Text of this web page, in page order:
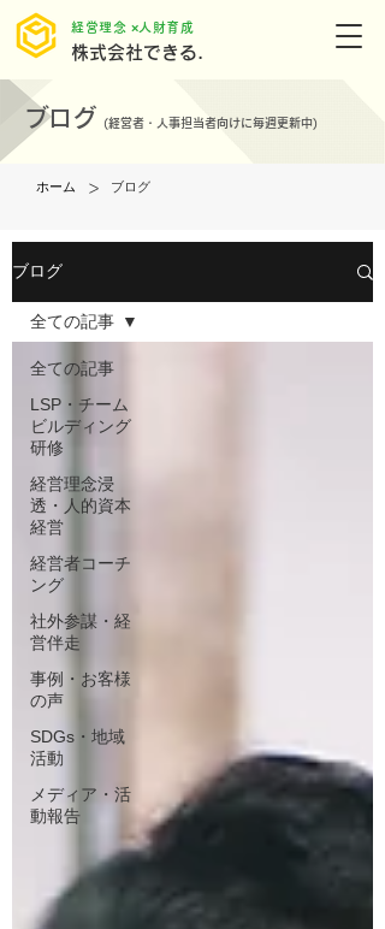
株式会社できる.
​経営理念 ×人財育成
ブログ (経営者・人事担当者向けに毎週更新中)
ホーム > ブログ
ブログ
全ての記事
LSP・チーム
ビルディング
研修
経営理念浸
透・人的資本
経営
経営者コーチ
ング
社外参謀・経
営伴走
事例・お客様
の声
SDGs・地域
活動
メディア・活
動報告
全ての記事